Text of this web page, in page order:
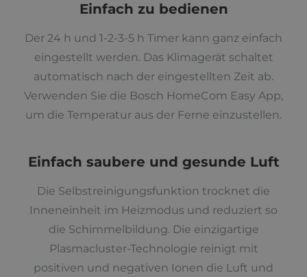
Einfach zu bedienen
Der 24 h und 1-2-3-5 h Timer kann ganz einfach
eingestellt werden. Das Klimagerät schaltet
automatisch nach der eingestellten Zeit ab.
Verwenden Sie die Bosch HomeCom Easy App,
um die Temperatur aus der Ferne einzustellen.
Einfach saubere und gesunde Luft
Die Selbstreinigungsfunktion trocknet die
Inneneinheit im Heizmodus und reduziert so
die Schimmelbildung. Die einzigartige
Plasmacluster-Technologie reinigt mit
positiven und negativen Ionen die Luft und